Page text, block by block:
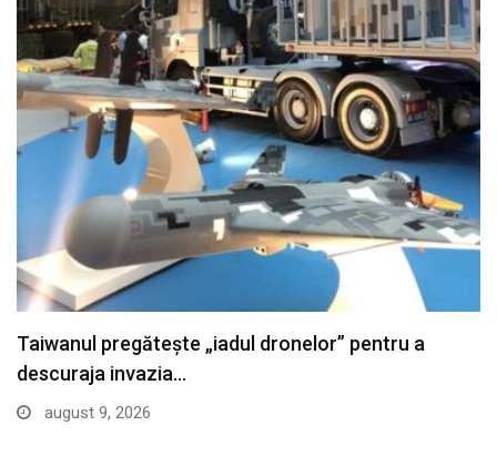
Cele patru barje au fost scufundate în Dunăre…
august 9, 2026